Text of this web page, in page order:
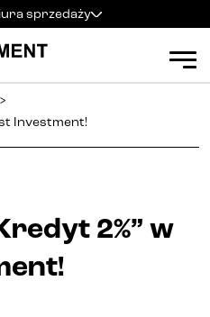
sprzedaży
+48 600 900 500
Biuro sprzedaży
pn
sb:9:00 - 14:00
+48 600 700 713
+48 600 700 603
>
Investment!
2%” w